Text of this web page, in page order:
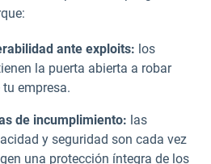
ante exploits: los
la puerta abierta a robar
empresa.
de incumplimiento: las
y seguridad son cada vez
una protección íntegra de los